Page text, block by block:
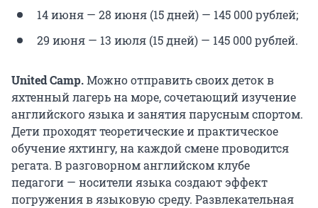
14 июня — 28 июня (15 дней) — 145 000рублей;
29 июня — 13 июля (15 дней) — 145 000рублей.
United Camp.Можно отправить своих деток в
яхтенный лагерь на море, сочетающий изучение
английского языка и занятия парусным спортом.
Дети проходят теоретические и практическое
обучение яхтингу, на каждой смене проводится
регата. В разговорном английском клубе
педагоги — носители языка создают эффект
погружения в языковую среду. Развлекательная